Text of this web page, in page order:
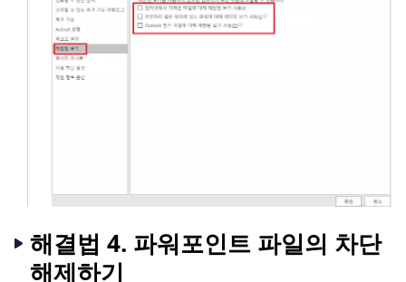
해결법 4. 파워포인트 파일의 차단
해제하기